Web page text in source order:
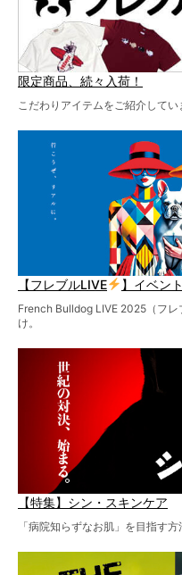
限定商品、続々入荷！
こだわりアイテムをご紹介してい
【フレブルLIVE 】イベン
French Bulldog LIVE 2025（フ
け。
【特集】シン・スキンケア
「病院知らずなお肌」を目指す方